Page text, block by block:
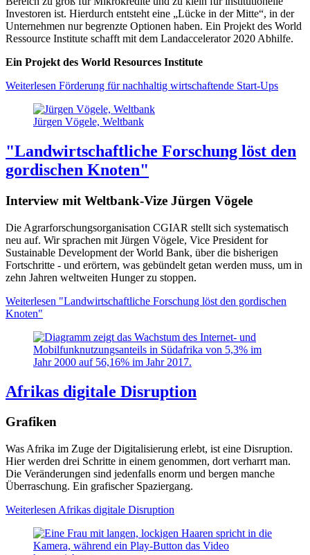
Investoren ist. Hierdurch entsteht eine „Lücke in der Mitte“, in der
Unternehmen nur begrenzte Optionen haben. Ein Projekt des World
Ressource Institute schafft mit dem Landaccelerator 2020 Abhilfe.
Ein Projekt des World Resources Institute
Weiterlesen Förderung für nachhaltig wirtschaftende Start-Ups
Jürgen Vögele, Weltbank
"Landwirtschaftliche Forschung löst den
gordischen Knoten"
Interview mit Weltbank-Vize Jürgen Vögele
Die Agrarforschungsorganisation CGIAR stellt sich systematisch
neu auf. Wir sprachen mit Jürgen Vögele, Vice President for
Sustainable Development der World Bank, über die bisherigen
Fortschritte - und erörtern, was gebündelt getan werden muss, um in
zehn Jahren weltweiten Hunger zu stoppen.
Weiterlesen "Landwirtschaftliche Forschung löst den gordischen
Knoten"
Afrikas digitale Disruption
Grafiken
Was Afrika im Zuge der Digitalisierung erlebt, ist eine Disruption.
Hier werden drei Schritte in einem genommen, dort verharrt man.
Die Veränderungen sind jedenfalls enorm und bergen manche
Überraschung. Ein grafischer Spaziergang.
Weiterlesen Afrikas digitale Disruption